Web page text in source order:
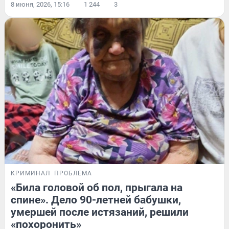
8 июня, 2026, 15:16 1 244 3
КРИМИНАЛ ПРОБЛЕМА
«Била головой об пол, прыгала на
спине». Дело 90-летней бабушки,
умершей после истязаний, решили
«похоронить»